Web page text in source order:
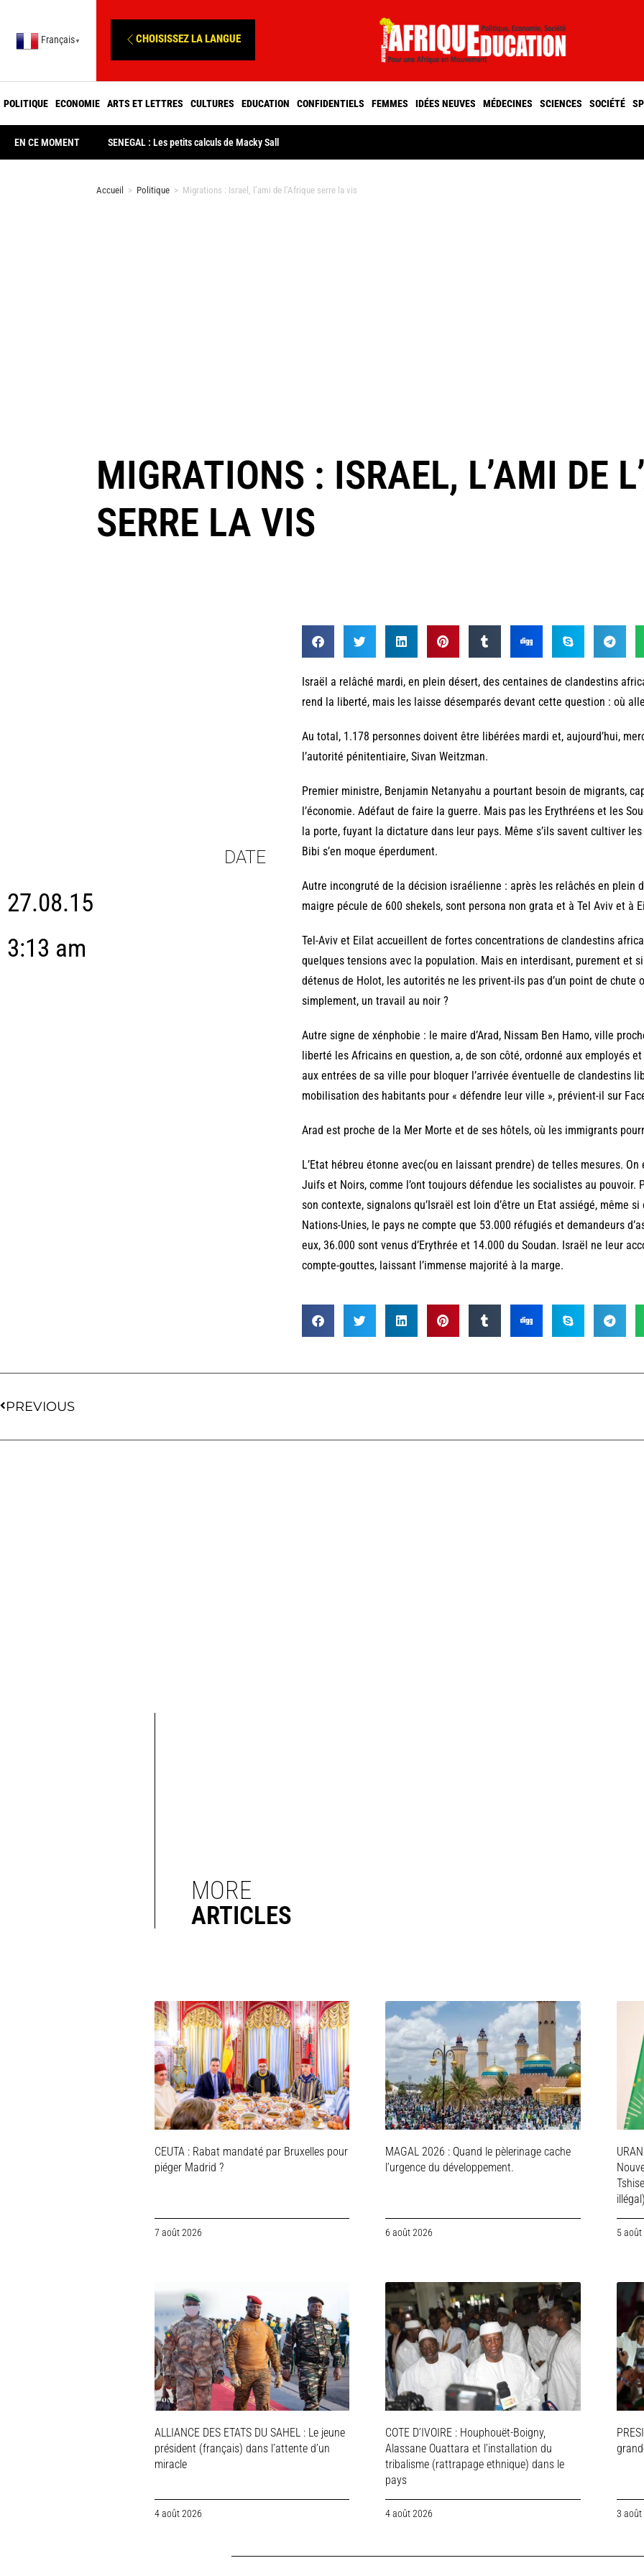
Français ▼ CHOISISSEZ LA LANGUE
POLITIQUE ECONOMIE ARTS ET LETTRES CULTURES EDUCATION CONFIDENTIELS FEMMES IDÉES NEUVES MÉDECINES SCIENCES SOCIÉTÉ
EN CE MOMENT SENEGAL : Les petits calculs de Macky Sall
Accueil > Politique > Migrations : Israel, l’ami de l’Afrique serre la vis
MIGRATIONS : ISRAEL, L’AMI DE
SERRE LA VIS
DATE
27.08.15
3:13 am
Israël a relâché mardi, en plein désert, des centaines de clandestins
rend la liberté, mais les laisse désemparés devant cette question : où
Au total, 1.178 personnes doivent être libérées mardi et, aujourd’hui,
l’autorité pénitentiaire, Sivan Weitzman.
Premier ministre, Benjamin Netanyahu a pourtant besoin de migrants,
l’économie. Adéfaut de faire la guerre. Mais pas les Erythréens et les
la porte, fuyant la dictature dans leur pays. Même s’ils savent cultiver
Bibi s’en moque éperdument.
Autre incongruté de la décision israélienne : après les relâchés en plein
maigre pécule de 600 shekels, sont persona non grata et à Tel Aviv et à
Tel-Aviv et Eilat accueillent de fortes concentrations de clandestins
quelques tensions avec la population. Mais en interdisant, purement et
détenus de Holot, les autorités ne les privent-ils pas d’un point de chute
simplement, un travail au noir ?
Autre signe de xénphobie : le maire d’Arad, Nissam Ben Hamo, ville
liberté les Africains en question, a, de son côté, ordonné aux employés
aux entrées de sa ville pour bloquer l’arrivée éventuelle de clandestins
mobilisation des habitants pour « défendre leur ville », prévient-il sur
Arad est proche de la Mer Morte et de ses hôtels, où les immigrants
L’Etat hébreu étonne avec(ou en laissant prendre) de telles mesures.
Juifs et Noirs, comme l’ont toujours défendue les socialistes au pouvoir.
son contexte, signalons qu’Israël est loin d’être un Etat assiégé, même
Nations-Unies, le pays ne compte que 53.000 réfugiés et demandeurs
eux, 36.000 sont venus d’Erythrée et 14.000 du Soudan. Israël ne leur
compte-gouttes, laissant l’immense majorité à la marge.
PREVIOUS
MORE
ARTICLES
CEUTA : Rabat mandaté par Bruxelles pour
piéger Madrid ?
7 août 2026
MAGAL 2026 : Quand le pèlerinage cache
l’urgence du développement.
6 août 2026 5 août
ALLIANCE DES ETATS DU SAHEL : Le jeune
président (français) dans l’attente d’un
miracle
4 août 2026
COTE D’IVOIRE : Houphouët-Boigny,
Alassane Ouattara et l’installation du
tribalisme (rattrapage ethnique) dans le
pays
4 août 2026 3 août